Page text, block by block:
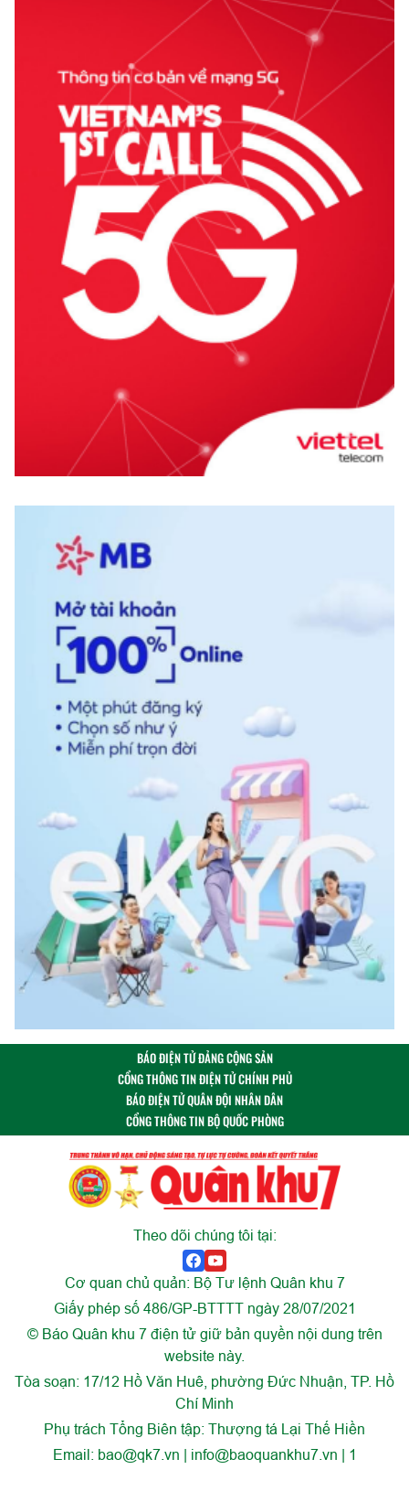
BÁO ĐIỆN TỬ ĐẢNG CỘNG SẢN
CỔNG THÔNG TIN ĐIỆN TỬ CHÍNH PHỦ
BÁO ĐIỆN TỬ QUÂN ĐỘI NHÂN DÂN
CỔNG THÔNG TIN BỘ QUỐC PHÒNG
Theo dõi chúng tôi tại:
Cơ quan chủ quản: Bộ Tư lệnh Quân khu 7
Giấy phép số 486/GP-BTTTT ngày 28/07/2021
© Báo Quân khu 7 điện tử giữ bản quyền nội dung trên
website này.
Tòa soạn: 17/12 Hồ Văn Huê, phường Đức Nhuận, TP. Hồ
Chí Minh
Phụ trách Tổng Biên tập: Thượng tá Lại Thế Hiền
Email: bao@qk7.vn | info@baoquankhu7.vn | 1